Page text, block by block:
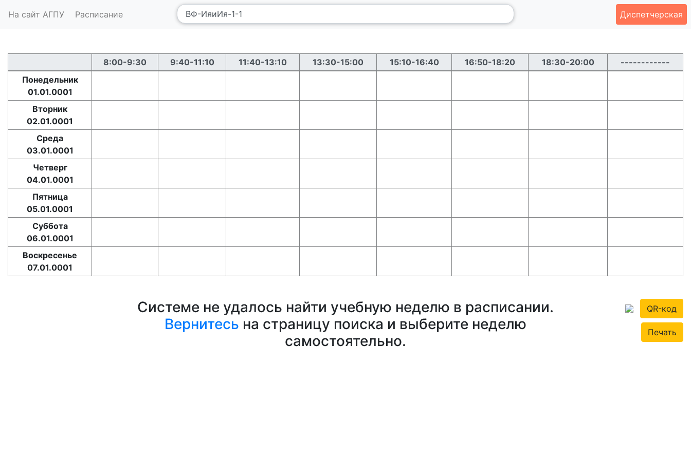
На сайт АГПУ Расписание Диспетчерская
8:00-9:30 9:40-11:10 11:40-13:10 13:30-15:00 15:10-16:40 16:50-18:20 18:30-20:00
------------
Понедельник
01.01.0001
Вторник
02.01.0001
Среда
03.01.0001
Четверг
04.01.0001
Пятница
05.01.0001
Суббота
06.01.0001
Воскресенье
07.01.0001
Системе не удалось найти учебную неделю в расписании.
Вернитесь на страницу поиска и выберите неделю
самостоятельно.
QR-код
Печать